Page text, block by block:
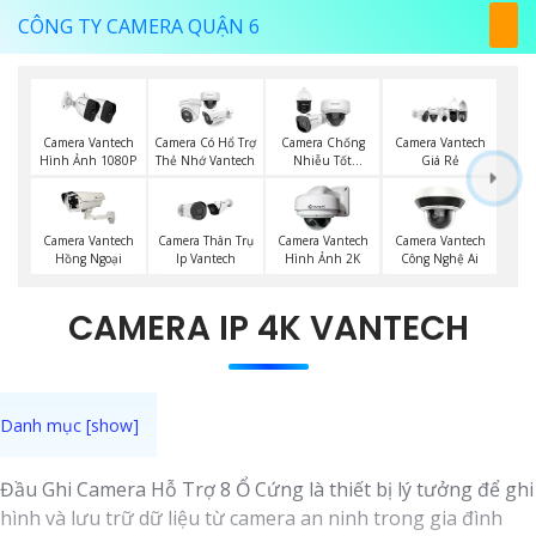
CÔNG TY CAMERA QUẬN 6
Camera Vantech
Hình Ảnh 1080P
Camera Có Hổ Trợ
Thẻ Nhớ Vantech
Camera Chống
Nhiễu Tốt
Camera Vantech
Giá Rẻ
Camera Vantech
Hồng Ngoại
Camera Thân Trụ
Ip Vantech
Camera Vantech
Hình Ảnh 2K
Camera Vantech
Công Nghệ Ai
CAMERA IP 4K VANTECH
Đầu Ghi Camera Hỗ Trợ 8 Ổ Cứng là thiết bị lý tưởng để ghi
hình và lưu trữ dữ liệu từ camera an ninh trong gia đình